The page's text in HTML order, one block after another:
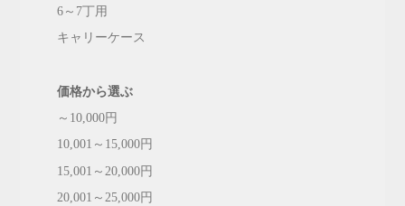
6～7丁用
キャリーケース
価格から選ぶ
～10,000円
10,001～15,000円
15,001～20,000円
20,001～25,000円